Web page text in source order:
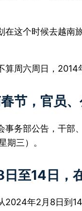
在这个时候去越
周六周日，2014
节，官员
事务部公告，干
期三）。
至14日，
2024年2月8日到